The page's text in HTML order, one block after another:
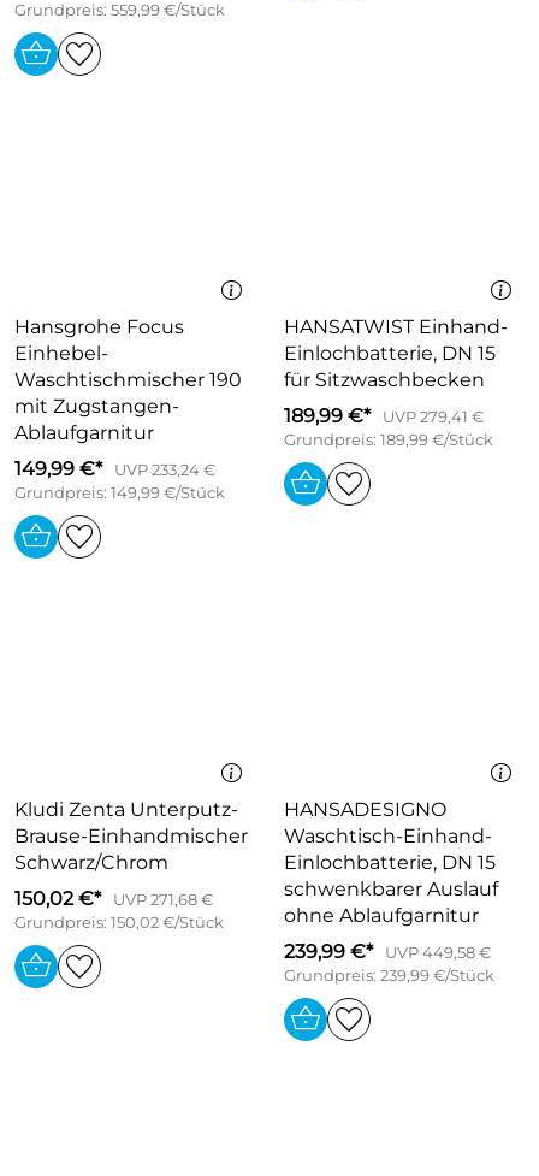
Grundpreis: 559,99 €/Stück
Hansgrohe Focus
Einhebel-
Waschtischmischer 190
mit Zugstangen-
Ablaufgarnitur
149,99 €*
UVP 233,24 €
Grundpreis: 149,99 €/Stück
HANSATWIST Einhand-
Einlochbatterie, DN 15
für Sitzwaschbecken
189,99 €*
UVP 279,41 €
Grundpreis: 189,99 €/Stück
Kludi Zenta Unterputz-
Brause-Einhandmischer
Schwarz/Chrom
150,02 €*
UVP 271,68 €
Grundpreis: 150,02 €/Stück
HANSADESIGNO
Waschtisch-Einhand-
Einlochbatterie, DN 15
schwenkbarer Auslauf
ohne Ablaufgarnitur
239,99 €*
UVP 449,58 €
Grundpreis: 239,99 €/Stück